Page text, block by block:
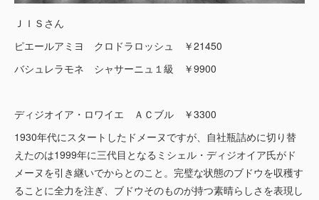
ＪＩＳさん
ピエールアミヨ クロドラロッシュ ￥21450
バシュレラモネ シャサーニュ１級 ￥9900
ディジオイア・ロワイエ ＡＣブル ￥3300
1930年代にスタートしたドメーヌですが、自社瓶詰めに切り替
えたのは1999年に三代目となるミシェル・ディジオイア氏がド
メーヌを引き継いでからとのこと。完璧な状態のブドウを収穫す
ることに全力を注ぎ、ブドウそのものが持つ素晴らしさを表現し